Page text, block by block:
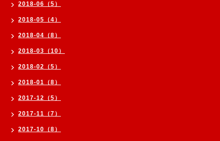
2018-06（5）
2018-05（4）
2018-04（8）
2018-03（10）
2018-02（5）
2018-01（8）
2017-12（5）
2017-11（7）
2017-10（8）